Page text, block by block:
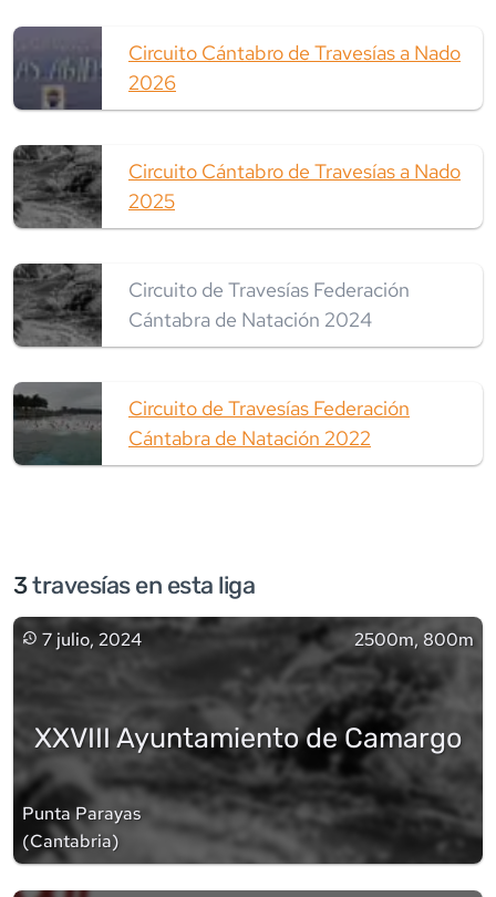
Circuito Cántabro de Travesías a Nado
2026
Circuito Cántabro de Travesías a Nado
2025
Circuito de Travesías Federación
Cántabra de Natación 2024
Circuito de Travesías Federación
Cántabra de Natación 2022
3travesíasen esta liga
7 julio, 2024 2500m, 800m
XXVIII Ayuntamiento de Camargo
Punta Parayas
(Cantabria)